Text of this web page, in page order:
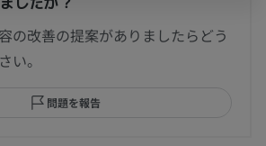
の改善の提案がありましたらどう
い。
問題を報告